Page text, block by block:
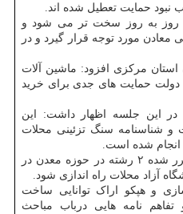
نبود حمایت تعطیل شده اند.
روز به روز سخت تر می شود و
معادن مورد توجه قرار گیرد و در
استان مرکزی افزود: ماشین آلات
حمایت های جدی برای خرید
این جلسه اظهار داشت: این
عضو است و شناسنامه سنگ تزئینی محلات
انجام شده است.
«حسین سروش» اضافه کرد: مقرر شده ۲ رشته در حوزه معدن در
آزاد محلات راه اندازی شود.
و هپکو اراک توانایی ساخت
نامه هایی درباب مباحث